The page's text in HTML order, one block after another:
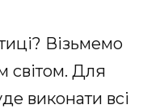
Візьмемо
світом. Для
виконати всі